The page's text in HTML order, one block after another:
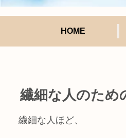
HOME
繊細な人のため
繊細な人ほど、